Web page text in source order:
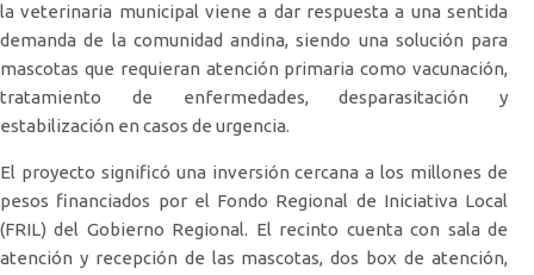
la veterinaria municipal viene a dar respuesta a una sentida
demanda de la comunidad andina, siendo una solución para
mascotas que requieran atención primaria como vacunación,
tratamiento de enfermedades, desparasitación y
estabilización en casos de urgencia.
El proyecto significó una inversión cercana a los millones de
pesos financiados por el Fondo Regional de Iniciativa Local
(FRIL) del Gobierno Regional. El recinto cuenta con sala de
atención y recepción de las mascotas, dos box de atención,